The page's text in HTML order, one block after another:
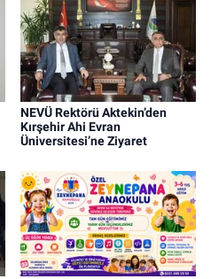
NEVÜ Rektörü Aktekin’den
Kırşehir Ahi Evran
Üniversitesi’ne Ziyaret